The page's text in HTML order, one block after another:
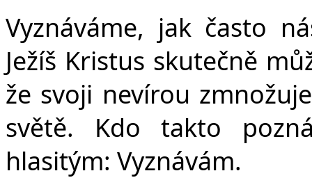
Vyznáváme, jak často
Ježíš Kristus skutečně
že svoji nevírou
světě. Kdo takto
hlasitým: Vyznávám.